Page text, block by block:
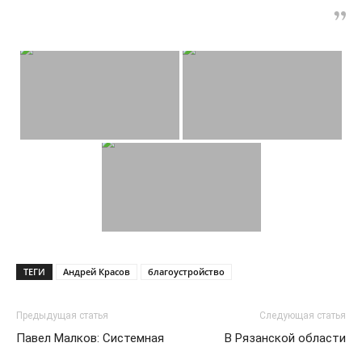
ТЕГИ Андрей Красов благоустройство
Предыдущая статья
Павел Малков: Системная
Следующая статья
В Рязанской области